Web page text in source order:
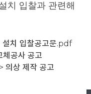
치 입찰과 관련해
설치 입찰공고문.pdf
체공사 공고
의상 제작 공고